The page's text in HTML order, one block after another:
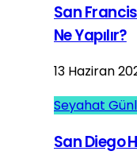
San
Ne Yapılır?
13 Haziran
Seyahat
San Diego